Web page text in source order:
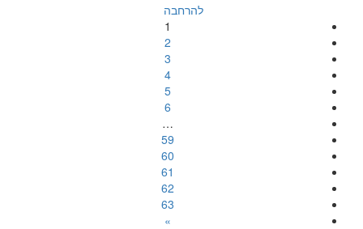
להרחבה
1
2
3
4
5
6
…
59
60
61
62
63
»